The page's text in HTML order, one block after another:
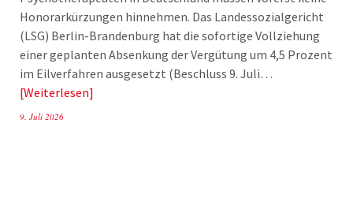
Honorarkürzungen hinnehmen. Das Landessozialgericht
(LSG) Berlin-Brandenburg hat die sofortige Vollziehung
einer geplanten Absenkung der Vergütung um 4,5 Prozent
im Eilverfahren ausgesetzt (Beschluss 9. Juli…
Weiterlesen
9. Juli 2026